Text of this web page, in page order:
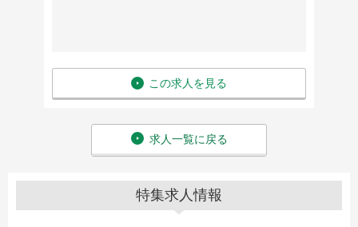
この求人を見る
求人一覧に戻る
特集求人情報